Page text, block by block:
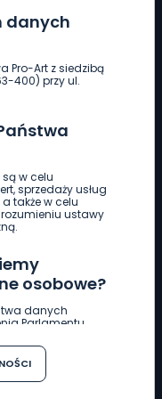
danych
Pro-Art z siedzibą
400) przy ul.
w celu
sprzedaży usług
także w celu
ustawy
osobowe?
danych
Parlamentu
z
uchylenia